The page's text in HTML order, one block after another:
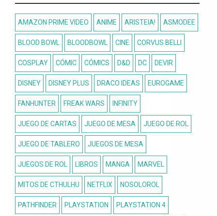
AMAZON PRIME VIDEO ANIME ARISTEIA! ASMODEE
BLOOD BOWL BLOODBOWL CINE CORVUS BELLI
COSPLAY CÓMIC CÓMICS D&D DC DEVIR
DISNEY DISNEY PLUS DRACO IDEAS EUROGAME
FANHUNTER FREAK WARS INFINITY
JUEGO DE CARTAS JUEGO DE MESA JUEGO DE ROL
JUEGO DE TABLERO JUEGOS DE MESA
JUEGOS DE ROL LIBROS MANGA MARVEL
MITOS DE CTHULHU NETFLIX NOSOLOROL
PATHFINDER PLAYSTATION PLAYSTATION 4